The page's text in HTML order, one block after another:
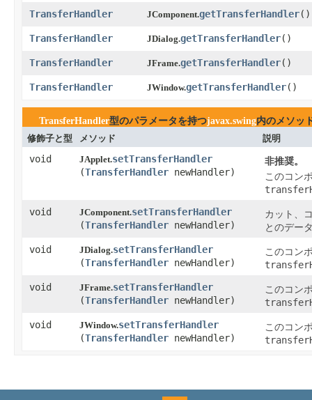
TransferHandler JComponent.getTransferHandler​()
TransferHandler JDialog.getTransferHandler​()
TransferHandler JFrame.getTransferHandler​()
TransferHandler JWindow.getTransferHandler​()
TransferHandler型のパラメータを持つjavax.swing内のメソッ
修飾子と型
メソッド 説明
void JApplet.setTransferHandler
(TransferHandler newHandler)
非推奨。
このコン
void
JComponent.setTransferHandler
(TransferHandler newHandler)
カット、
とのデー
void JDialog.setTransferHandler
(TransferHandler newHandler)
このコン
void
JFrame.setTransferHandler
(TransferHandler newHandler)
このコン
void
JWindow.setTransferHandler
(TransferHandler newHandler)
このコン